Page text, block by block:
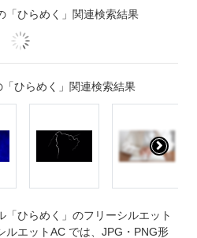
「ひらめく」関連検索結果
「ひらめく」関連検索結果
「ひらめく」のフリーシルエット
ルエットAC では、JPG・PNG形